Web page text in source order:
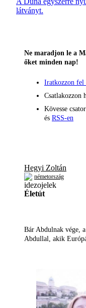
látványt.
Ne maradjon le a
őket minden nap!
Iratkozzon fel
Csatlakozzon
Kövesse
és RSS-en
Hegyi Zoltán
németország
Életút
Bár Abdulnak vége,
Abdullal, akik